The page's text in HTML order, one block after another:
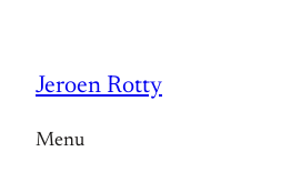
inhoud
Jeroen Rotty
Menu